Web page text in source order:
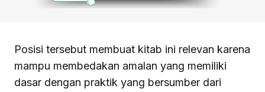
Posisi tersebut membuat kitab ini relevan karena
mampu membedakan amalan yang memiliki
dasar dengan praktik yang bersumber dari